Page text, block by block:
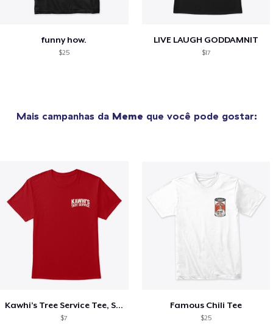
funny how.
$25
LIVE LAUGH GODDAMNIT
$17
Mais campanhas da Meme que você pode gostar:
Kawhi’s Tree Service Tee, Shirts, Mug
$7
Famous Chili Tee
$25